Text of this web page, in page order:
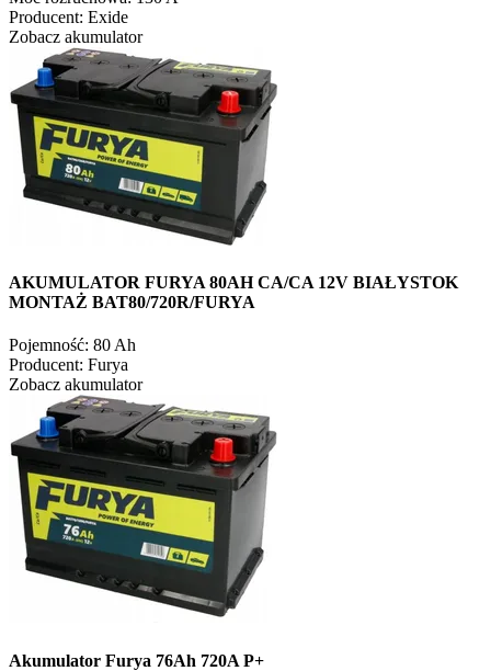
Producent: Exide
Zobacz akumulator
AKUMULATOR FURYA 80AH CA/CA 12V BIAŁYSTOK
MONTAŻ BAT80/720R/FURYA
Pojemność: 80 Ah
Producent: Furya
Zobacz akumulator
Akumulator Furya 76Ah 720A P+